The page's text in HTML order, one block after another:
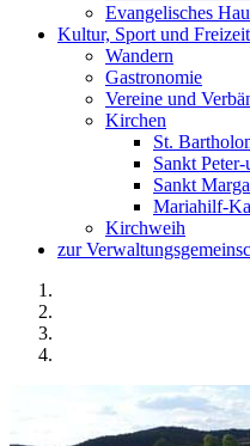
Evangelisches
Kultur, Sport und Freizeit
Wandern
Gastronomie
Vereine und
Kirchen
St.
Sankt
Sankt
Mariahilf-
Kirchweih
zur